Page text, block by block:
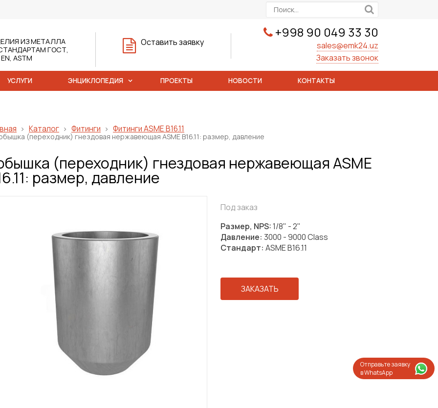
Отправьте заявку
в WhatsApp
+998 90 049 33 30
sales@emk24.uz
Заказать звонок
Оставить заявку
ИЗ МЕТАЛЛА
ГОСТ,
ASTM
УСЛУГИ ЭНЦИКЛОПЕДИЯ ПРОЕКТЫ НОВОСТИ КОНТАКТЫ
Каталог Фитинги Фитинги ASME B16.11
(переходник) гнездовая нержавеющая ASME B16.11: размер, давление
(переходник) гнездовая нержавеющая ASME
размер, давление
Под заказ
Размер, NPS:1/8" - 2"
Давление: 3000 - 9000 Class
Стандарт: ASME B16.11
ЗАКАЗАТЬ